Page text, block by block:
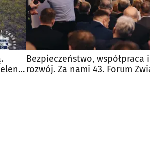
Bezpieczeństwo, współpraca i
rozwój. Za nami 43. Forum